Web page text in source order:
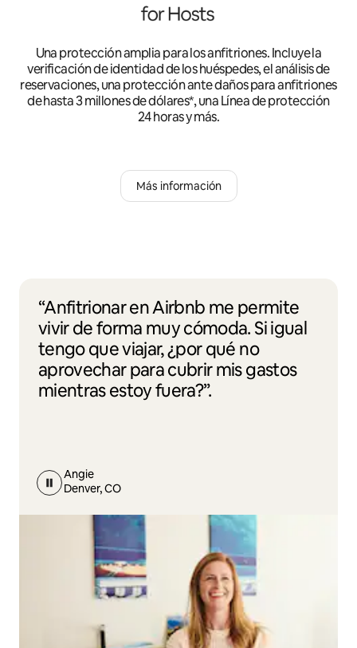
Una protección amplia para los anfitriones. Incluye la
verificación de identidad de los huéspedes, el análisis de
reservaciones, una protección ante daños para anfitriones
de hasta 3 millones de dólares*, una Línea de protección
24 horas y más.
Más información
“Anfitrionar en Airbnb me permite
vivir de forma muy cómoda. Si igual
tengo que viajar, ¿por qué no
aprovechar para cubrir mis gastos
mientras estoy fuera?”.
Angie
Denver, CO